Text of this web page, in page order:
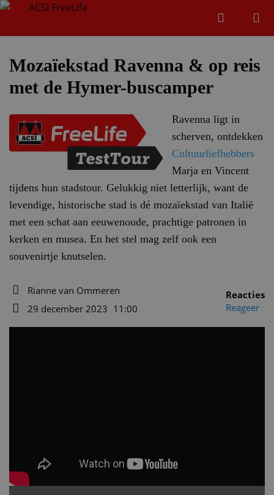
Mozaïekstad Ravenna & op reis
met de Hymer-buscamper
Ravenna ligt in
scherven, ontdekken
Cultuurliefhebbers
Marja en Vincent
tijdens hun stadstour. Gelukkig niet letterlijk, want de
levendige, historische stad is dé mozaïekstad van Italië
met een schat aan eeuwenoude, prachtige patronen in
kerken en musea. En het stel mag zelf ook een
souvenirtje knutselen.
Auteur
Rianne van Ommeren
29 december 2023 11:00
Reacties
Reageer